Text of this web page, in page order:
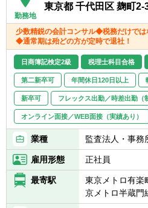
【求める人物像】
■情報感度の高
■IPOコンサルや
■報告・連絡・
しっかり取り、
■責任をもって
■自ら計画を立
■まずは自分で
る、という行動
■高い専門性を
き合いたいとい
を常にできる方。
り組める
■高い目標に対
ることができる
■PM（プロジェ
ーの架け橋とな
スムーズなチー
■クライアント
最適な提案がで
【業務の進め方
案件ごとに編成
ンされ、プロジ
当いただきます。
1人が複数のプ
なります。
勤務地
東京都 千代田区 麹町
少数精鋭の会計コンサル◆税務だけで
◆通常期は殆どの方が定時で退社！
日商簿記検定2級 税理士科目合格
第二新卒可 年間休日120日以上
新卒可 フレックス出勤／時差出勤（
オンライン面接／WEB面接（実績あり）
業種 監査法人・事務
雇用形態 正社員
最寄駅
東京メトロ有楽
京メトロ半蔵門